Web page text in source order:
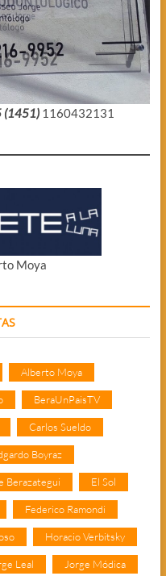
(1451) 1160432131
Moya
Alberto Moya
BeraUnPaisTV
Carlos Sueldo
Boyraz
Berazategui El Sol
Federico Ramondi
Horacio Verbitsky
Leal Jorge Módica